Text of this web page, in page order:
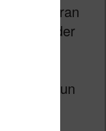
d’un écran
d’accéder
les
y a bien un